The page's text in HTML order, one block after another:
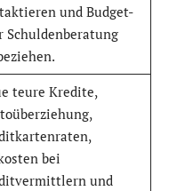
und Budget-
Schuldenberatung
teure Kredite,
bei
und